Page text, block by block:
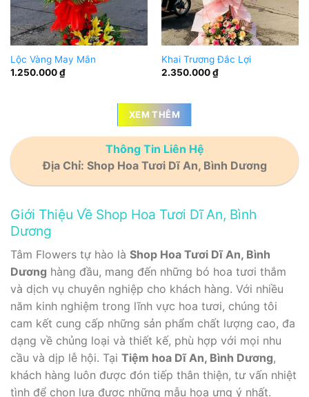
Lộc Vàng May Mắn
1.250.000₫
Khai Trương Đắc Lợi
2.350.000₫
XEM THÊM
Thông Tin Liên Hệ
Địa Chỉ: Shop Hoa Tươi Dĩ An, Bình Dương
Giới Thiệu Về Shop Hoa Tươi Dĩ An, Bình
Dương
Tâm Flowers tự hào là Shop Hoa Tươi Dĩ An, Bình
Dương hàng đầu, mang đến những bó hoa tươi thắm
và dịch vụ chuyên nghiệp cho khách hàng. Với nhiều
năm kinh nghiệm trong lĩnh vực hoa tươi, chúng tôi
cam kết cung cấp những sản phẩm chất lượng cao, đa
dạng về chủng loại và thiết kế, phù hợp với mọi nhu
cầu và dịp lễ hội. Tại Tiệm hoa Dĩ An, Bình Dương,
khách hàng luôn được đón tiếp thân thiện, tư vấn nhiệt
tình để chọn lựa được những mẫu hoa ưng ý nhất.